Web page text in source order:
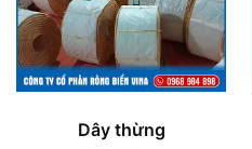
Dây thừng